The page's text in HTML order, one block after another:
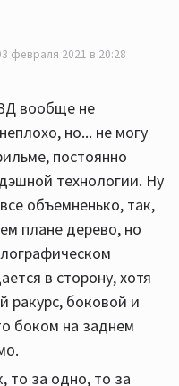
февраля 2021 в 20:28
вообще не
но... не могу
постоянно
технологии. Ну
объемненько, так,
плане дерево, но
в сторону, хотя
ракурс, боковой и
боком на заднем
то за одно, то за